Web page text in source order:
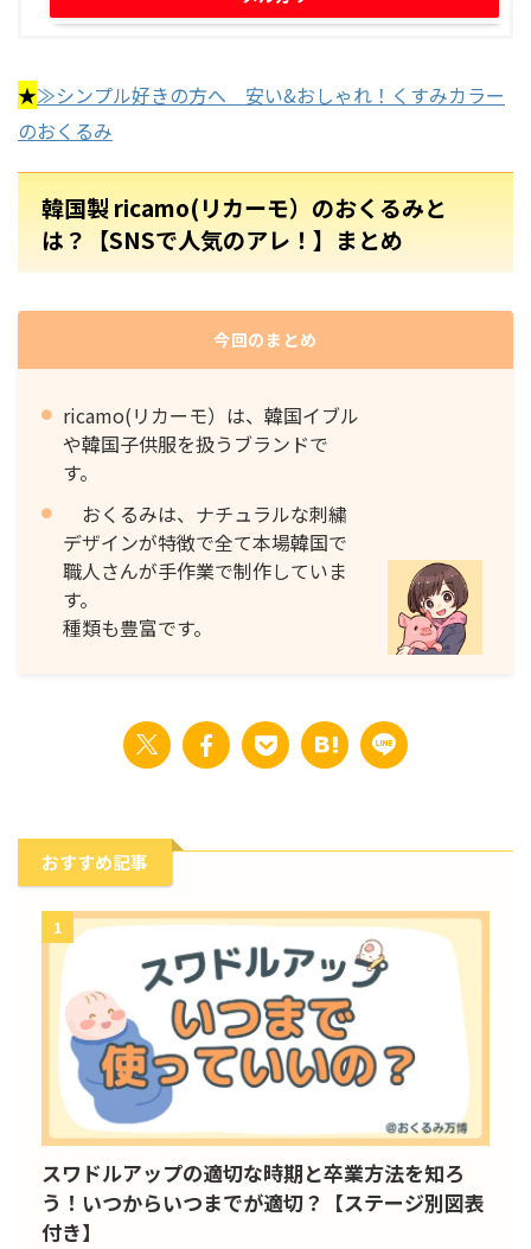
★≫シンプル好きの方へ 安い&おしゃれ！くすみカラー
のおくるみ
韓国製 ricamo(リカーモ）のおくるみと
は？【SNSで人気のアレ！】まとめ
今回のまとめ
ricamo(リカーモ）は、韓国イブル
や韓国子供服を扱うブランドで
す。
おくるみは、ナチュラルな刺繍
デザインが特徴で全て本場韓国で
職人さんが手作業で制作していま
す。
種類も豊富です。
おすすめ記事
1
スワドルアップの適切な時期と卒業方法を知ろ
う！いつからいつまでが適切？【ステージ別図表
付き】